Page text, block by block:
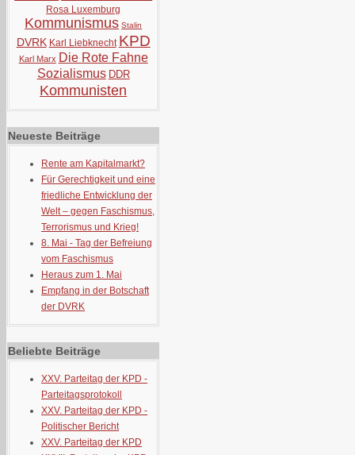
Rosa Luxemburg
Kommunismus Stalin
DVRK Karl Liebknecht KPD
Karl Marx Die Rote Fahne
Sozialismus DDR
Kommunisten
Neueste Beiträge
Rente am Kapitalmarkt?
Für Gerechtigkeit und eine
friedliche Entwicklung der
Welt – gegen Faschismus,
Terrorismus und Krieg!
8. Mai - Tag der Befreiung
vom Faschismus
Heraus zum 1. Mai
Empfang in der Botschaft
der DVRK
Beliebte Beiträge
XXV. Parteitag der KPD -
Parteitagsprotokoll
XXV. Parteitag der KPD -
Politischer Bericht
XXV. Parteitag der KPD